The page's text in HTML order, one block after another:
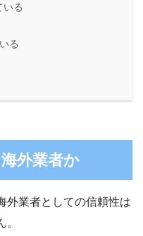
いる
る
外業者か
外業者としての信頼性は